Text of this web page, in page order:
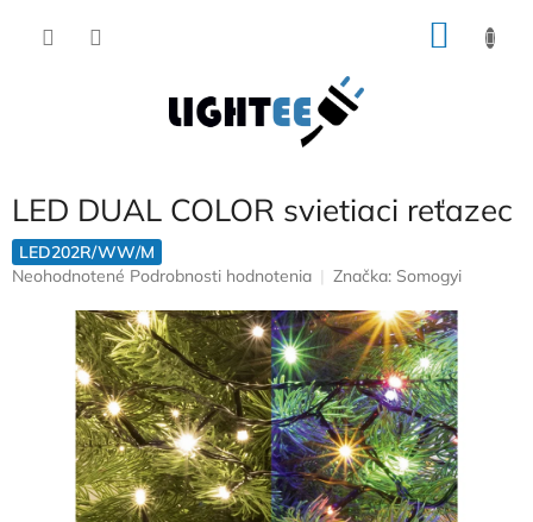
LED DUAL COLOR svietiaci reťazec
LED202R/WW/M
Priemerné
produktu
hviezdičiek.
Neohodnotené Podrobnosti hodnotenia Značka: Somogyi